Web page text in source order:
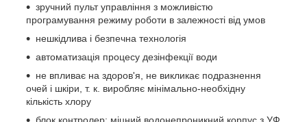
зручний пульт управління з можливістю
програмування режиму роботи в залежності від умов
нешкідлива і безпечна технологія
автоматизація процесу дезінфекції води
не впливає на здоров'я, не викликає подразнення
очей і шкіри, т. к. виробляє мінімально-необхідну
кількість хлору